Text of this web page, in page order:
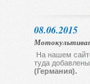
08.06.2015
На нашем
туда
(Германия).